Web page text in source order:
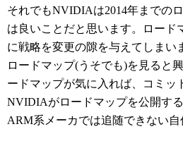
それでもNVIDIAは2014年までの
は良いことだと思います。ロード
に戦略を変更の隙を与えてしまい
ロードマップ(うそでも)を見ると
ードマップが気に入れば、コミッ
NVIDIAがロードマップを公開す
ARM系メーカでは追随できない自